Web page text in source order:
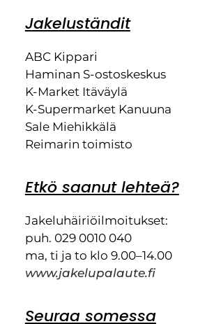
Jakeluständit
ABC Kippari
Haminan S-ostoskeskus
K-Market Itäväylä
K-Supermarket Kanuuna
Sale Miehikkälä
Reimarin toimisto
Etkö saanut lehteä?
Jakeluhäiriöilmoitukset:
puh. 029 0010 040
ma, ti ja to klo 9.00–14.00
www.jakelupalaute.fi
Seuraa somessa